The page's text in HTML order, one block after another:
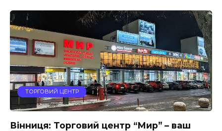
ТОРГОВИЙ ЦЕНТР
Вінниця: Торговий центр “Мир” – ваш